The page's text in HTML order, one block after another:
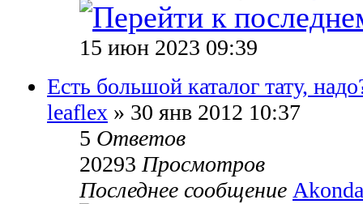
15 июн 2023 09:39
Есть большой каталог тату,
leaflex » 30 янв 2012 10:37
5 Ответов
20293Просмотров
Последнее сообщение